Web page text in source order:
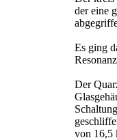
der eine
Es ging
Der
von 16,5